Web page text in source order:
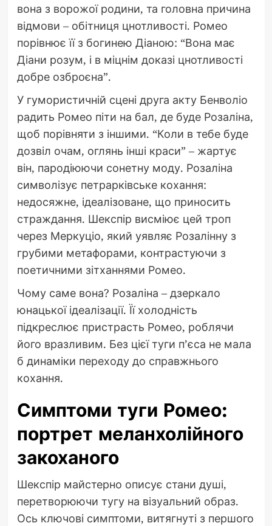
вона з ворожої родини, та головна причина
відмови – обітниця цнотливості. Ромео
порівнює її з богинею Діаною: “Вона має
Діани розум, і в міцнім доказі цнотливості
добре озброєна”.
У гумористичній сцені друга акту Бенволіо
радить Ромео піти на бал, де буде Розаліна,
щоб порівняти з іншими. “Коли в тебе буде
дозвіл очам, оглянь інші краси” – жартує
він, пародіюючи сонетну моду. Розаліна
символізує петрарківське кохання:
недосяжне, ідеалізоване, що приносить
страждання. Шекспір висміює цей троп
через Меркуціо, який уявляє Розалінну з
грубими метафорами, контрастуючи з
поетичними зітханнями Ромео.
Чому саме вона? Розаліна – дзеркало
юнацької ідеалізації. Її холодність
підкреслює пристрасть Ромео, роблячи
його вразливим. Без цієї туги п’єса не мала
б динаміки переходу до справжнього
кохання.
Симптоми туги Ромео:
портрет меланхолійного
закоханого
Шекспір майстерно описує стани душі,
перетворюючи тугу на візуальний образ.
Ось ключові симптоми, витягнуті з першого